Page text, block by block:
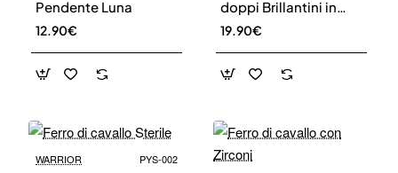
Pendente Luna
12.90€
doppi Brillantini in
Titanio
19.90€
WARRIOR PYS-002